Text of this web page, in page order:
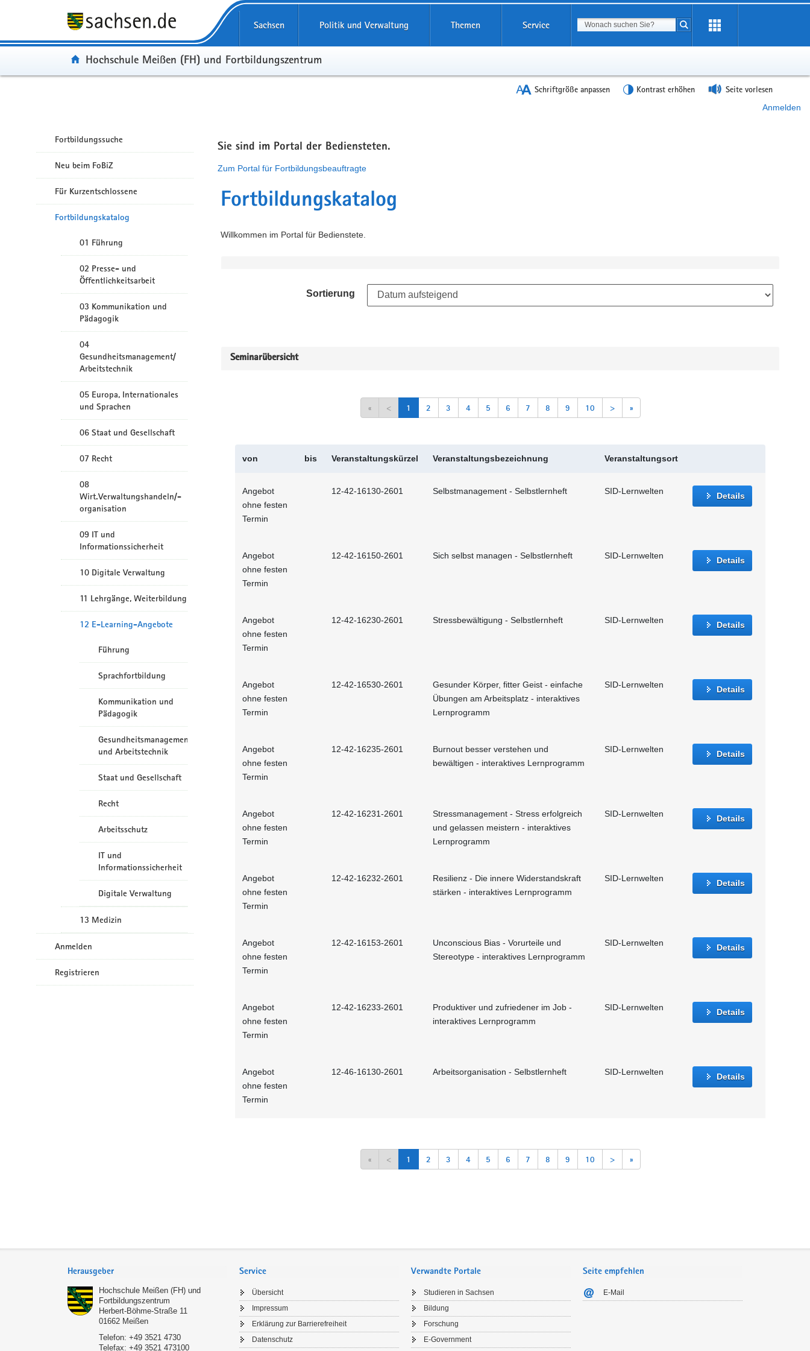
Sachsen Politik und Verwaltung Themen Service Suchbegriff
Suche starten
Portal:
Hochschule Meißen (FH) und Fortbildungszentrum
Schriftgröße anpassen Kontrast erhöhen Seite vorlesen
Anmelden
Fortbildungssuche
Neu beim FoBiZ
Für Kurzentschlossene
Fortbildungskatalog
01 Führung
02 Presse- und
Öffentlichkeitsarbeit
03 Kommunikation und
Pädagogik
04
Gesundheitsmanagement/
Arbeitstechnik
05 Europa, Internationales
und Sprachen
06 Staat und Gesellschaft
07 Recht
08
Wirt.Verwaltungshandeln/-
organisation
09 IT und
Informationssicherheit
10 Digitale Verwaltung
11 Lehrgänge, Weiterbildung
12 E-Learning-Angebote
Führung
Sprachfortbildung
Kommunikation und
Pädagogik
Gesundheitsmanagement
und Arbeitstechnik
Staat und Gesellschaft
Recht
Arbeitsschutz
IT und
Informationssicherheit
Digitale Verwaltung
13 Medizin
Anmelden
Registrieren
Sie sind im Portal der Bediensteten.
Zum Portal für Fortbildungsbeauftragte
Fortbildungskatalog
Willkommen im Portal für Bedienstete.
Sortierung
Seminarübersicht
« < 1 2 3 4 5 6 7 8 9 10 > »
von bis Veranstaltungskürzel Veranstaltungsbezeichnung Veranstaltungsort
Angebot
ohne festen
Termin
12-42-16130-2601 Selbstmanagement - Selbstlernheft SID-Lernwelten Details
Angebot
ohne festen
Termin
12-42-16150-2601 Sich selbst managen - Selbstlernheft SID-Lernwelten Details
Angebot
ohne festen
Termin
12-42-16230-2601 Stressbewältigung - Selbstlernheft SID-Lernwelten Details
Angebot
ohne festen
Termin
12-42-16530-2601
Gesunder Körper, fitter Geist - einfache
Übungen am Arbeitsplatz - interaktives
Lernprogramm
SID-Lernwelten Details
Angebot
ohne festen
Termin
12-42-16235-2601
Burnout besser verstehen und
bewältigen - interaktives Lernprogramm
SID-Lernwelten Details
Angebot
ohne festen
Termin
12-42-16231-2601
Stressmanagement - Stress erfolgreich
und gelassen meistern - interaktives
Lernprogramm
SID-Lernwelten Details
Angebot
ohne festen
Termin
12-42-16232-2601
Resilienz - Die innere Widerstandskraft
stärken - interaktives Lernprogramm
SID-Lernwelten Details
Angebot
ohne festen
Termin
12-42-16153-2601
Unconscious Bias - Vorurteile und
Stereotype - interaktives Lernprogramm
SID-Lernwelten Details
Angebot
ohne festen
Termin
12-42-16233-2601
Produktiver und zufriedener im Job -
interaktives Lernprogramm
SID-Lernwelten Details
Angebot
ohne festen
Termin
12-46-16130-2601 Arbeitsorganisation - Selbstlernheft SID-Lernwelten Details
« < 1 2 3 4 5 6 7 8 9 10 > »
Herausgeber
Hochschule Meißen (FH) und
Fortbildungszentrum
Herbert-Böhme-Straße 11
01662 Meißen
Telefon: +49 3521 4730
Telefax: +49 3521 473100
Service
Übersicht
Impressum
Erklärung zur Barrierefreiheit
Datenschutz
Verwandte Portale
Studieren in Sachsen
Bildung
Forschung
E-Government
Seite empfehlen
E-Mail